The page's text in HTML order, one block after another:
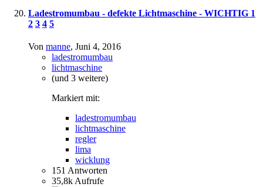
Ladestromumbau - defekte Lichtmaschine - WICHTIG 1
2 3 4 5
Von manne, Juni 4, 2016
ladestromumbau
lichtmaschine
(und 3 weitere)
Markiert mit:
ladestromumbau
lichtmaschine
regler
lima
wicklung
151 Antworten
35,8k Aufrufe